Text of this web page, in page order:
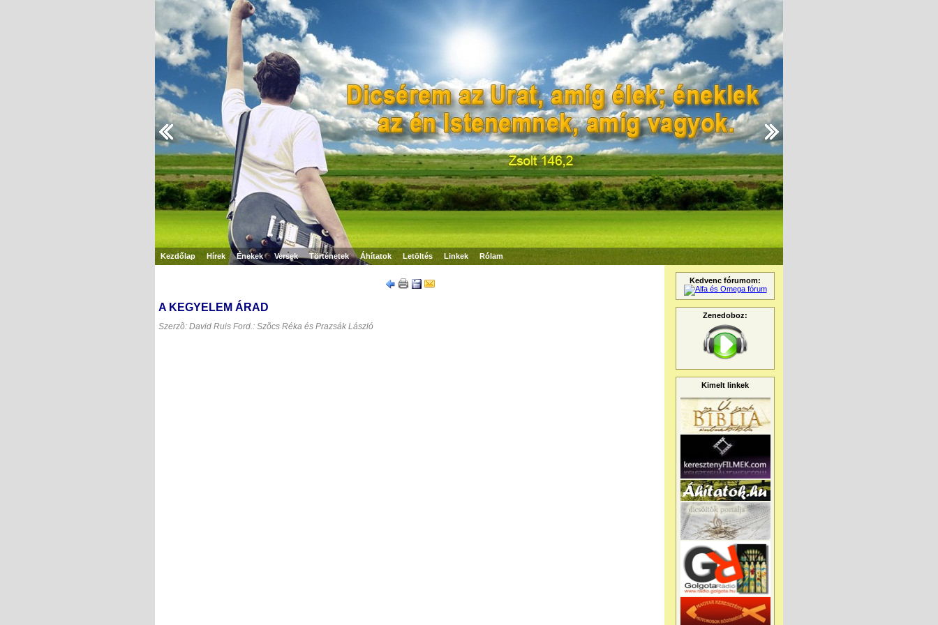
Kezdőlap Hírek Énekek Versek Történetek Áhítatok Letöltés Linkek Rólam
A KEGYELEM ÁRAD
Szerzõ: David Ruis Ford.: Szõcs Réka és Prazsák László
Kedvenc fórumom:
Zenedoboz:
Kimelt linkek